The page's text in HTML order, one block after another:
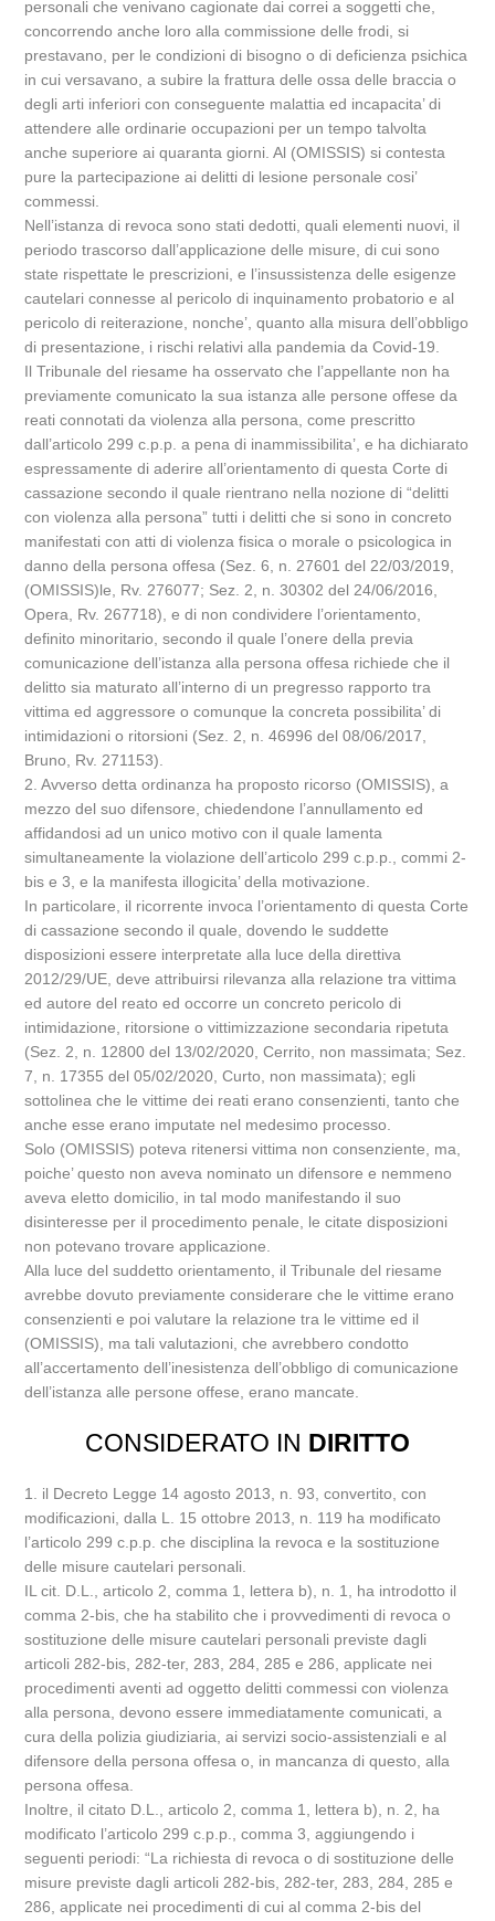
personali che venivano cagionate dai correi a soggetti che,
concorrendo anche loro alla commissione delle frodi, si
prestavano, per le condizioni di bisogno o di deficienza psichica
in cui versavano, a subire la frattura delle ossa delle braccia o
degli arti inferiori con conseguente malattia ed incapacita’ di
attendere alle ordinarie occupazioni per un tempo talvolta
anche superiore ai quaranta giorni. Al (OMISSIS) si contesta
pure la partecipazione ai delitti di lesione personale cosi’
commessi.
Nell’istanza di revoca sono stati dedotti, quali elementi nuovi, il
periodo trascorso dall’applicazione delle misure, di cui sono
state rispettate le prescrizioni, e l’insussistenza delle esigenze
cautelari connesse al pericolo di inquinamento probatorio e al
pericolo di reiterazione, nonche’, quanto alla misura dell’obbligo
di presentazione, i rischi relativi alla pandemia da Covid-19.
Il Tribunale del riesame ha osservato che l’appellante non ha
previamente comunicato la sua istanza alle persone offese da
reati connotati da violenza alla persona, come prescritto
dall’articolo 299 c.p.p. a pena di inammissibilita’, e ha dichiarato
espressamente di aderire all’orientamento di questa Corte di
cassazione secondo il quale rientrano nella nozione di “delitti
con violenza alla persona” tutti i delitti che si sono in concreto
manifestati con atti di violenza fisica o morale o psicologica in
danno della persona offesa (Sez. 6, n. 27601 del 22/03/2019,
(OMISSIS)le, Rv. 276077; Sez. 2, n. 30302 del 24/06/2016,
Opera, Rv. 267718), e di non condividere l’orientamento,
definito minoritario, secondo il quale l’onere della previa
comunicazione dell’istanza alla persona offesa richiede che il
delitto sia maturato all’interno di un pregresso rapporto tra
vittima ed aggressore o comunque la concreta possibilita’ di
intimidazioni o ritorsioni (Sez. 2, n. 46996 del 08/06/2017,
Bruno, Rv. 271153).
2. Avverso detta ordinanza ha proposto ricorso (OMISSIS), a
mezzo del suo difensore, chiedendone l’annullamento ed
affidandosi ad un unico motivo con il quale lamenta
simultaneamente la violazione dell’articolo 299 c.p.p., commi 2-
bis e 3, e la manifesta illogicita’ della motivazione.
In particolare, il ricorrente invoca l’orientamento di questa Corte
di cassazione secondo il quale, dovendo le suddette
disposizioni essere interpretate alla luce della direttiva
2012/29/UE, deve attribuirsi rilevanza alla relazione tra vittima
ed autore del reato ed occorre un concreto pericolo di
intimidazione, ritorsione o vittimizzazione secondaria ripetuta
(Sez. 2, n. 12800 del 13/02/2020, Cerrito, non massimata; Sez.
7, n. 17355 del 05/02/2020, Curto, non massimata); egli
sottolinea che le vittime dei reati erano consenzienti, tanto che
anche esse erano imputate nel medesimo processo.
Solo (OMISSIS) poteva ritenersi vittima non consenziente, ma,
poiche’ questo non aveva nominato un difensore e nemmeno
aveva eletto domicilio, in tal modo manifestando il suo
disinteresse per il procedimento penale, le citate disposizioni
non potevano trovare applicazione.
Alla luce del suddetto orientamento, il Tribunale del riesame
avrebbe dovuto previamente considerare che le vittime erano
consenzienti e poi valutare la relazione tra le vittime ed il
(OMISSIS), ma tali valutazioni, che avrebbero condotto
all’accertamento dell’inesistenza dell’obbligo di comunicazione
dell’istanza alle persone offese, erano mancate.
CONSIDERATO IN DIRITTO
1. il Decreto Legge 14 agosto 2013, n. 93, convertito, con
modificazioni, dalla L. 15 ottobre 2013, n. 119 ha modificato
l’articolo 299 c.p.p. che disciplina la revoca e la sostituzione
delle misure cautelari personali.
IL cit. D.L., articolo 2, comma 1, lettera b), n. 1, ha introdotto il
comma 2-bis, che ha stabilito che i provvedimenti di revoca o
sostituzione delle misure cautelari personali previste dagli
articoli 282-bis, 282-ter, 283, 284, 285 e 286, applicate nei
procedimenti aventi ad oggetto delitti commessi con violenza
alla persona, devono essere immediatamente comunicati, a
cura della polizia giudiziaria, ai servizi socio-assistenziali e al
difensore della persona offesa o, in mancanza di questo, alla
persona offesa.
Inoltre, il citato D.L., articolo 2, comma 1, lettera b), n. 2, ha
modificato l’articolo 299 c.p.p., comma 3, aggiungendo i
seguenti periodi: “La richiesta di revoca o di sostituzione delle
misure previste dagli articoli 282-bis, 282-ter, 283, 284, 285 e
286, applicate nei procedimenti di cui al comma 2-bis del